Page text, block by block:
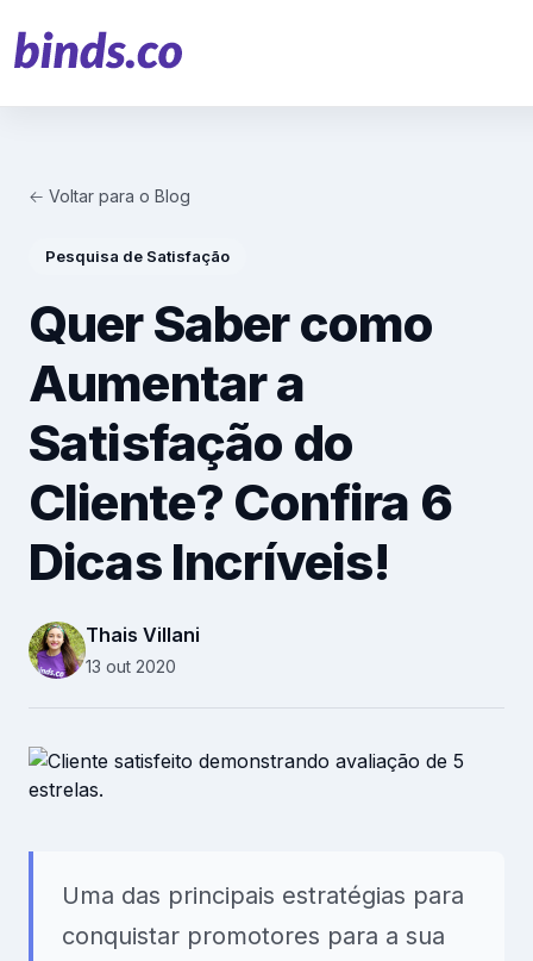
Financeiro
Varejo
Saúde
Marketing
Recursos Humanos
Plataforma
← Voltar para o Blog
Pesquisa de Satisfação
Quer Saber como
Aumentar a
Satisfação do
Cliente? Confira 6
Dicas Incríveis!
Thais Villani
13 out 2020
Uma das principais estratégias para
conquistar promotores para a sua